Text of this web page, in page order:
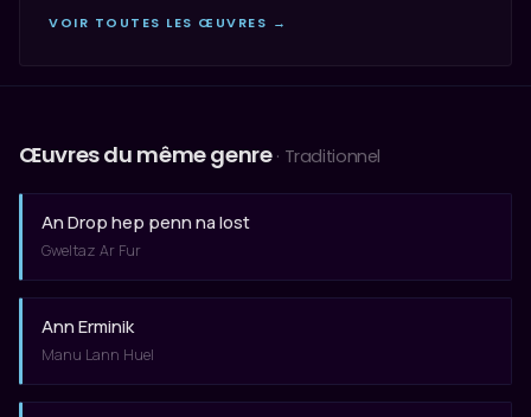
VOIR TOUTES LES ŒUVRES →
Œuvres du même genre · Traditionnel
An Drop hep penn na lost
Gweltaz Ar Fur
Ann Erminik
Manu Lann Huel